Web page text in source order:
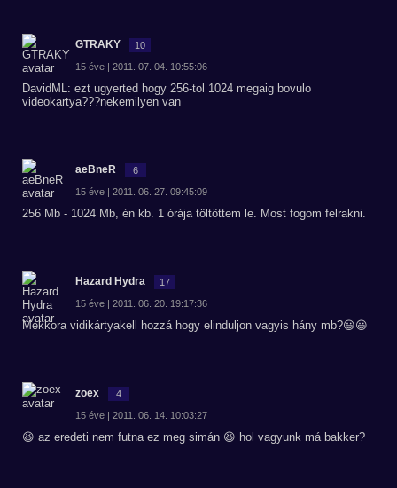
GTRAKY 10
15 éve | 2011. 07. 04. 10:55:06
DavidML: ezt ugyerted hogy 256-tol 1024 megaig bovulo
videokartya???nekemilyen van
aeBneR 6
15 éve | 2011. 06. 27. 09:45:09
256 Mb - 1024 Mb, én kb. 1 órája töltöttem le. Most fogom felrakni.
Hazard Hydra 17
15 éve | 2011. 06. 20. 19:17:36
Mekkora vidikártyakell hozzá hogy elinduljon vagyis hány mb?😃😃
zoex 4
15 éve | 2011. 06. 14. 10:03:27
😆 az eredeti nem futna ez meg simán 😆 hol vagyunk má bakker?